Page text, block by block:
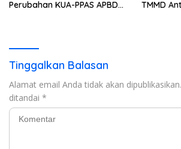
Perubahan KUA-PPAS APBD
TMMD
Tinggalkan Balasan
Alamat email Anda tidak akan dipublikasikan.
ditandai *